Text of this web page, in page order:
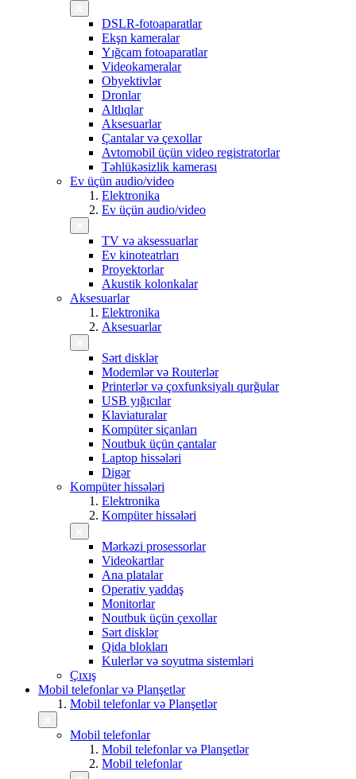
DSLR-fotoaparatlar
Ekşn kameralar
Yığcam fotoaparatlar
Videokameralar
Obyektivlər
Dronlar
Altlıqlar
Aksesuarlar
Çantalar və çexollar
Avtomobil üçün video registratorlar
Təhlükəsizlik kamerası
Ev üçün audio/video
Elektronika
Ev üçün audio/video
TV və aksessuarlar
Ev kinoteatrları
Proyektorlar
Akustik kolonkalar
Aksesuarlar
Elektronika
Aksesuarlar
Sərt disklər
Modemlər və Routerlər
Printerlər və çoxfunksiyalı qurğular
USB yığıcılar
Klaviaturalar
Kompüter siçanları
Noutbuk üçün çantalar
Laptop hissələri
Digər
Kompüter hissələri
Elektronika
Kompüter hissələri
Mərkəzi prosessorlar
Videokartlar
Ana platalar
Operativ yaddaş
Monitorlar
Noutbuk üçün çexollar
Sərt disklər
Qida blokları
Kulerlər və soyutma sistemləri
Çıxış
Mobil telefonlar və Planşetlər
Mobil telefonlar və Planşetlər
Mobil telefonlar
Mobil telefonlar və Planşetlər
Mobil telefonlar